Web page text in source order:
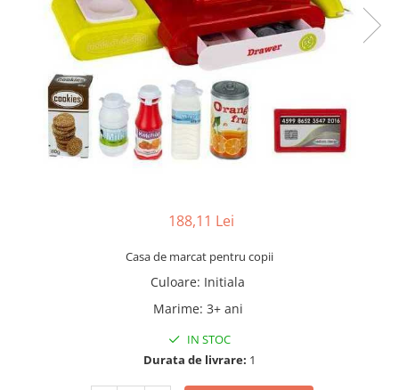
188,11 Lei
Casa de marcat pentru copii
Culoare: Initiala
Marime: 3+ ani
IN STOC
Durata de livrare: 1